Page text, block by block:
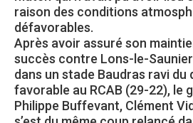
raison des conditions
défavorables.
Après avoir assuré son
succès contre Lons-le-
dans un stade Baudras ravi du
favorable au RCAB (29-22), le
Philippe Buffevant, Clément